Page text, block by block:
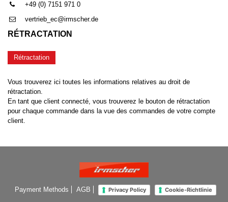
+49 (0) 7151 971 0
vertrieb_ec@irmscher.de
RÉTRACTATION
Rétractation
Vous trouverez ici toutes les informations relatives au droit de
rétractation.
En tant que client connecté, vous trouverez le bouton de rétractation
pour chaque commande dans la vue des commandes de votre compte
client.
Payment Methods AGB Privacy Policy Cookie-Richtlinie